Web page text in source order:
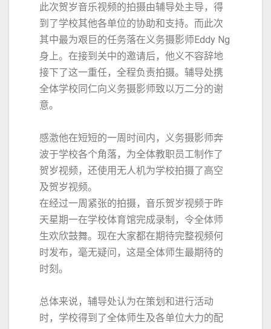
此次贺岁音乐视频的拍摄由辅导处主导，得
到了学校其他各单位的协助和支持。而此次
其中最为艰巨的任务落在义务摄影师Eddy Ng
身上。在接到关中的邀请后，他义不容辞地
接下了这一重任，全程负责拍摄。辅导处携
全体学校同仁向义务摄影师致以万二分的谢
意。
感激他在短短的一周时间内，义务摄影师奔
波于学校各个角落，为全体教职员工制作了
贺岁视频，还使用无人机为学校拍摄了高空
及贺岁视频。
在经过一周紧张的拍摄，音乐贺岁视频于昨
天星期一在学校体育馆完成录制，令全体师
生欢欣鼓舞。现在大家都在期待完整视频何
时发布，毫无疑问，这是全体师生最期待的
时刻。
总体来说，辅导处认为在策划和进行活动
时，学校得到了全体师生及各单位大力的配